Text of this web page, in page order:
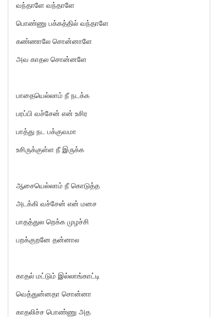
வந்தாளே வந்தாளே
பொண்ணு பக்கத்தில் வந்தாளே
கண்ணாலே சொன்னாளே
அவ காதல சொன்னளே
பாதையெல்லாம் நீ நடக்க
பரப்பி வச்சேன் என் உசிர
பாத்து நட பக்குவமா
உசிருக்குள்ள நீ இருக்க
ஆசையெல்லாம் நீ கொடுத்த
அடக்கி வச்சேன் என் மனச
பாதத்துல றெக்க முழச்சி
பறக்குறனே தன்னால
காதல் மட்டும் இல்லாங்காட்டி
வெத்துன்னதா சொன்னா
காதலிச்ச பொண்ணு அத